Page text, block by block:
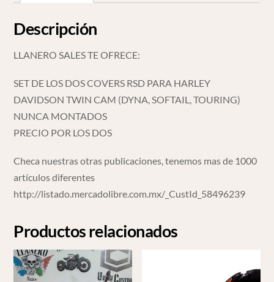
Descripción
LLANERO SALES TE OFRECE:
SET DE LOS DOS COVERS RSD PARA HARLEY
DAVIDSON TWIN CAM (DYNA, SOFTAIL, TOURING)
NUNCA MONTADOS
PRECIO POR LOS DOS
Checa nuestras otras publicaciones, tenemos mas de 1000
artículos diferentes
http://listado.mercadolibre.com.mx/_CustId_58496239
Productos relacionados